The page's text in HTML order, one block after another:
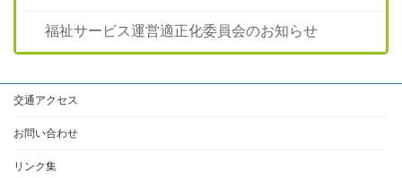
福祉サービス運営適正化委員会のお知らせ
交通アクセス
お問い合わせ
リンク集